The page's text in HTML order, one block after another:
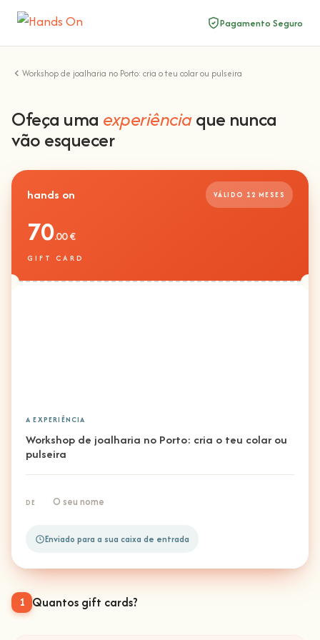
Pagamento Seguro
Workshop de joalharia no Porto: cria o teu colar ou pulseira
Ofeça uma experiênciaque nunca
vão esquecer
1 Quantos gift cards?
hands on VÁLIDO 12 MESES
70.00 €
GIFT CARD
A EXPERIÊNCIA
Workshop de joalharia no Porto: cria o teu colar ou
pulseira
DE O seu nome
Enviado para a sua caixa de entrada